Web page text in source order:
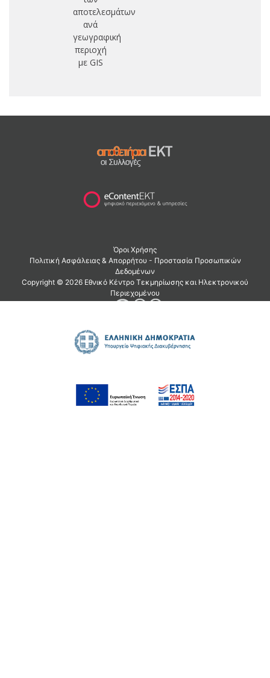
αποτελεσμάτων
ανά
γεωγραφική
περιοχή
με GIS